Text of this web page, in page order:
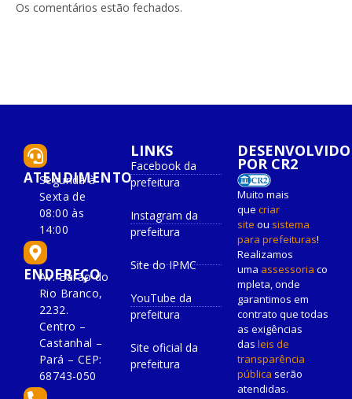
Os comentários estão fechados.
ATENDIMENTO
Segunda à
Sexta de
08:00 às
14:00
ENDEREÇO
Av. Barão do
Rio Branco,
2232.
Centro –
Castanhal –
Pará – CEP:
68743-050
LINKS
Facebook da
prefeitura
Instagram da
prefeitura
Site do IPMC
YouTube da
prefeitura
Site oficial da
prefeitura
DESENVOLVIDO
POR CR2
Muito mais
que criar
site ou sistema
para prefeituras!
Realizamos
uma assessoria co
mpleta, onde
garantimos em
contrato que todas
as exigências
das leis de
transparência
pública serão
atendidas.